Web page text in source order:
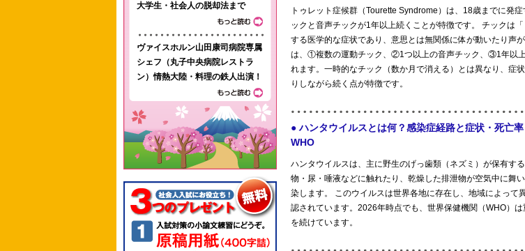
大学生・社会人の脱却法まで
ヴァイスホルン山田康司病院専属
シェフ（丸子中央病院レストラ
ン）情熱大陸・料理の鉄人出演！